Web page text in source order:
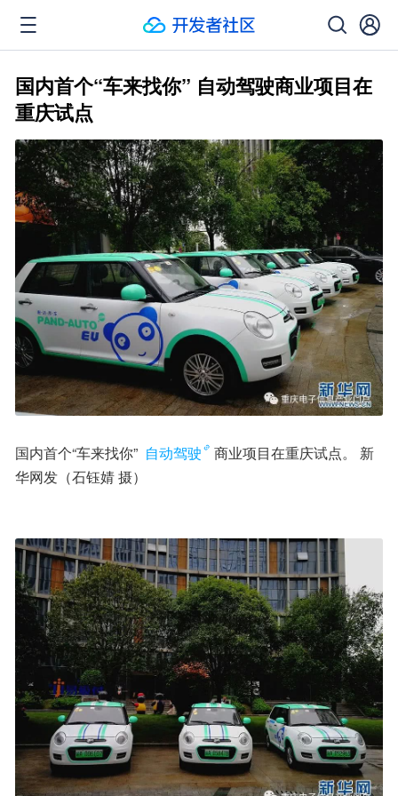
国内首个“车来找你” 自动驾驶商业项目在
重庆试点
国内首个“车来找你” 自动驾驶
商业项目在重庆试点。 新
华网发（石钰婧 摄）